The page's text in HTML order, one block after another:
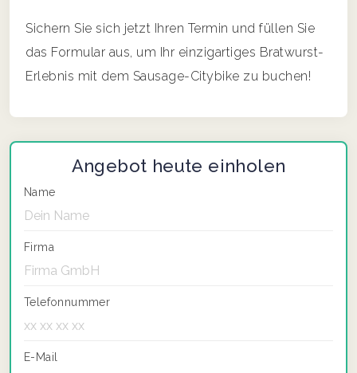
Sichern Sie sich jetzt Ihren Termin und füllen Sie
das Formular aus, um Ihr einzigartiges Bratwurst-
Erlebnis mit dem Sausage-Citybike zu buchen!
Angebot heute einholen
Name
Firma
Telefonnummer
E-Mail